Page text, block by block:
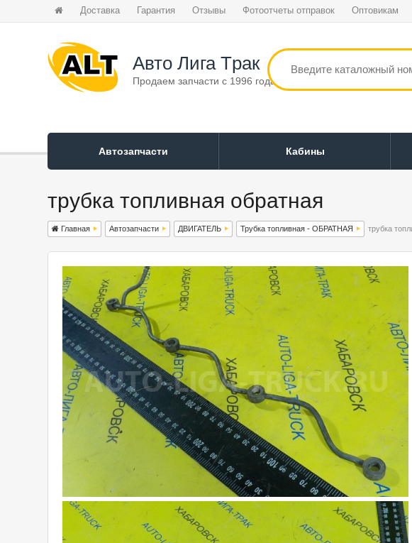
Доставка Гарантия Отзывы Фотоотчеты отправок Оптовикам
Авто Лига Tрак
Продаем запчасти с 1996 года
Автозапчасти Кабины
трубка топливная обратная
Главная Автозапчасти ДВИГАТЕЛЬ Трубка топливная - ОБРАТНАЯ трубка